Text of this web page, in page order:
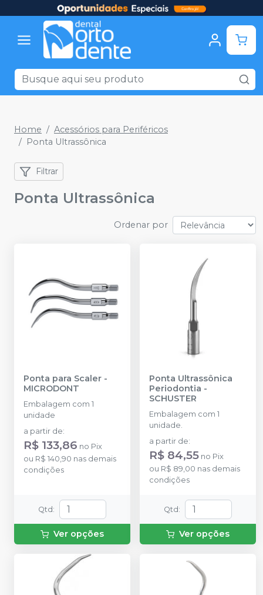
Home
Acessórios para Periféricos
Ponta Ultrassônica
Filtrar
Ponta Ultrassônica
Ordenar por
Ponta para Scaler -
MICRODONT
Embalagem com 1
unidade
a partir de:
R$ 133,86 no Pix
ou R$ 140,90 nas demais
condições
Qtd :
Ver opções
Ponta Ultrassônica
Periodontia -
SCHUSTER
Embalagem com 1
unidade.
a partir de:
R$ 84,55 no Pix
ou R$ 89,00 nas demais
condições
Qtd :
Ver opções